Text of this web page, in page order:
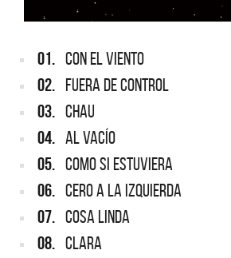
01. CON EL VIENTO
02. FUERA DE CONTROL
03. CHAU
04. AL VACÍO
05. COMO SI ESTUVIERA
06. CERO A LA IZQUIERDA
07. COSA LINDA
08. CLARA